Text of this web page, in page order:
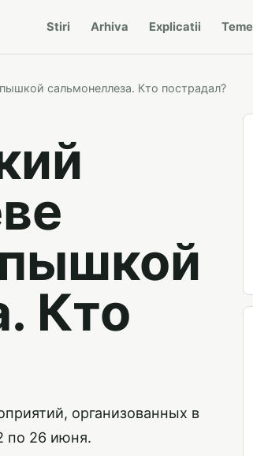
Stiri Arhiva Explicatii Teme
сальмонеллеза. Кто пострадал?
Кто
организованных в
по 26 июня.